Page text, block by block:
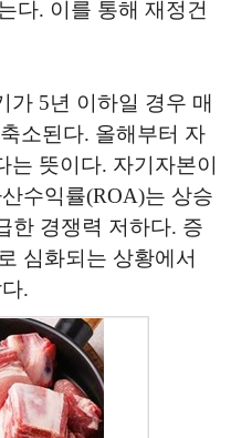
다. 이를 통해 재정건
가 5년 이하일 경우 매
소된다. 올해부터 자
뜻이다. 자기자본이
수익률(ROA)는 상승
한 경쟁력 저하다. 증
심화되는 상황에서
.